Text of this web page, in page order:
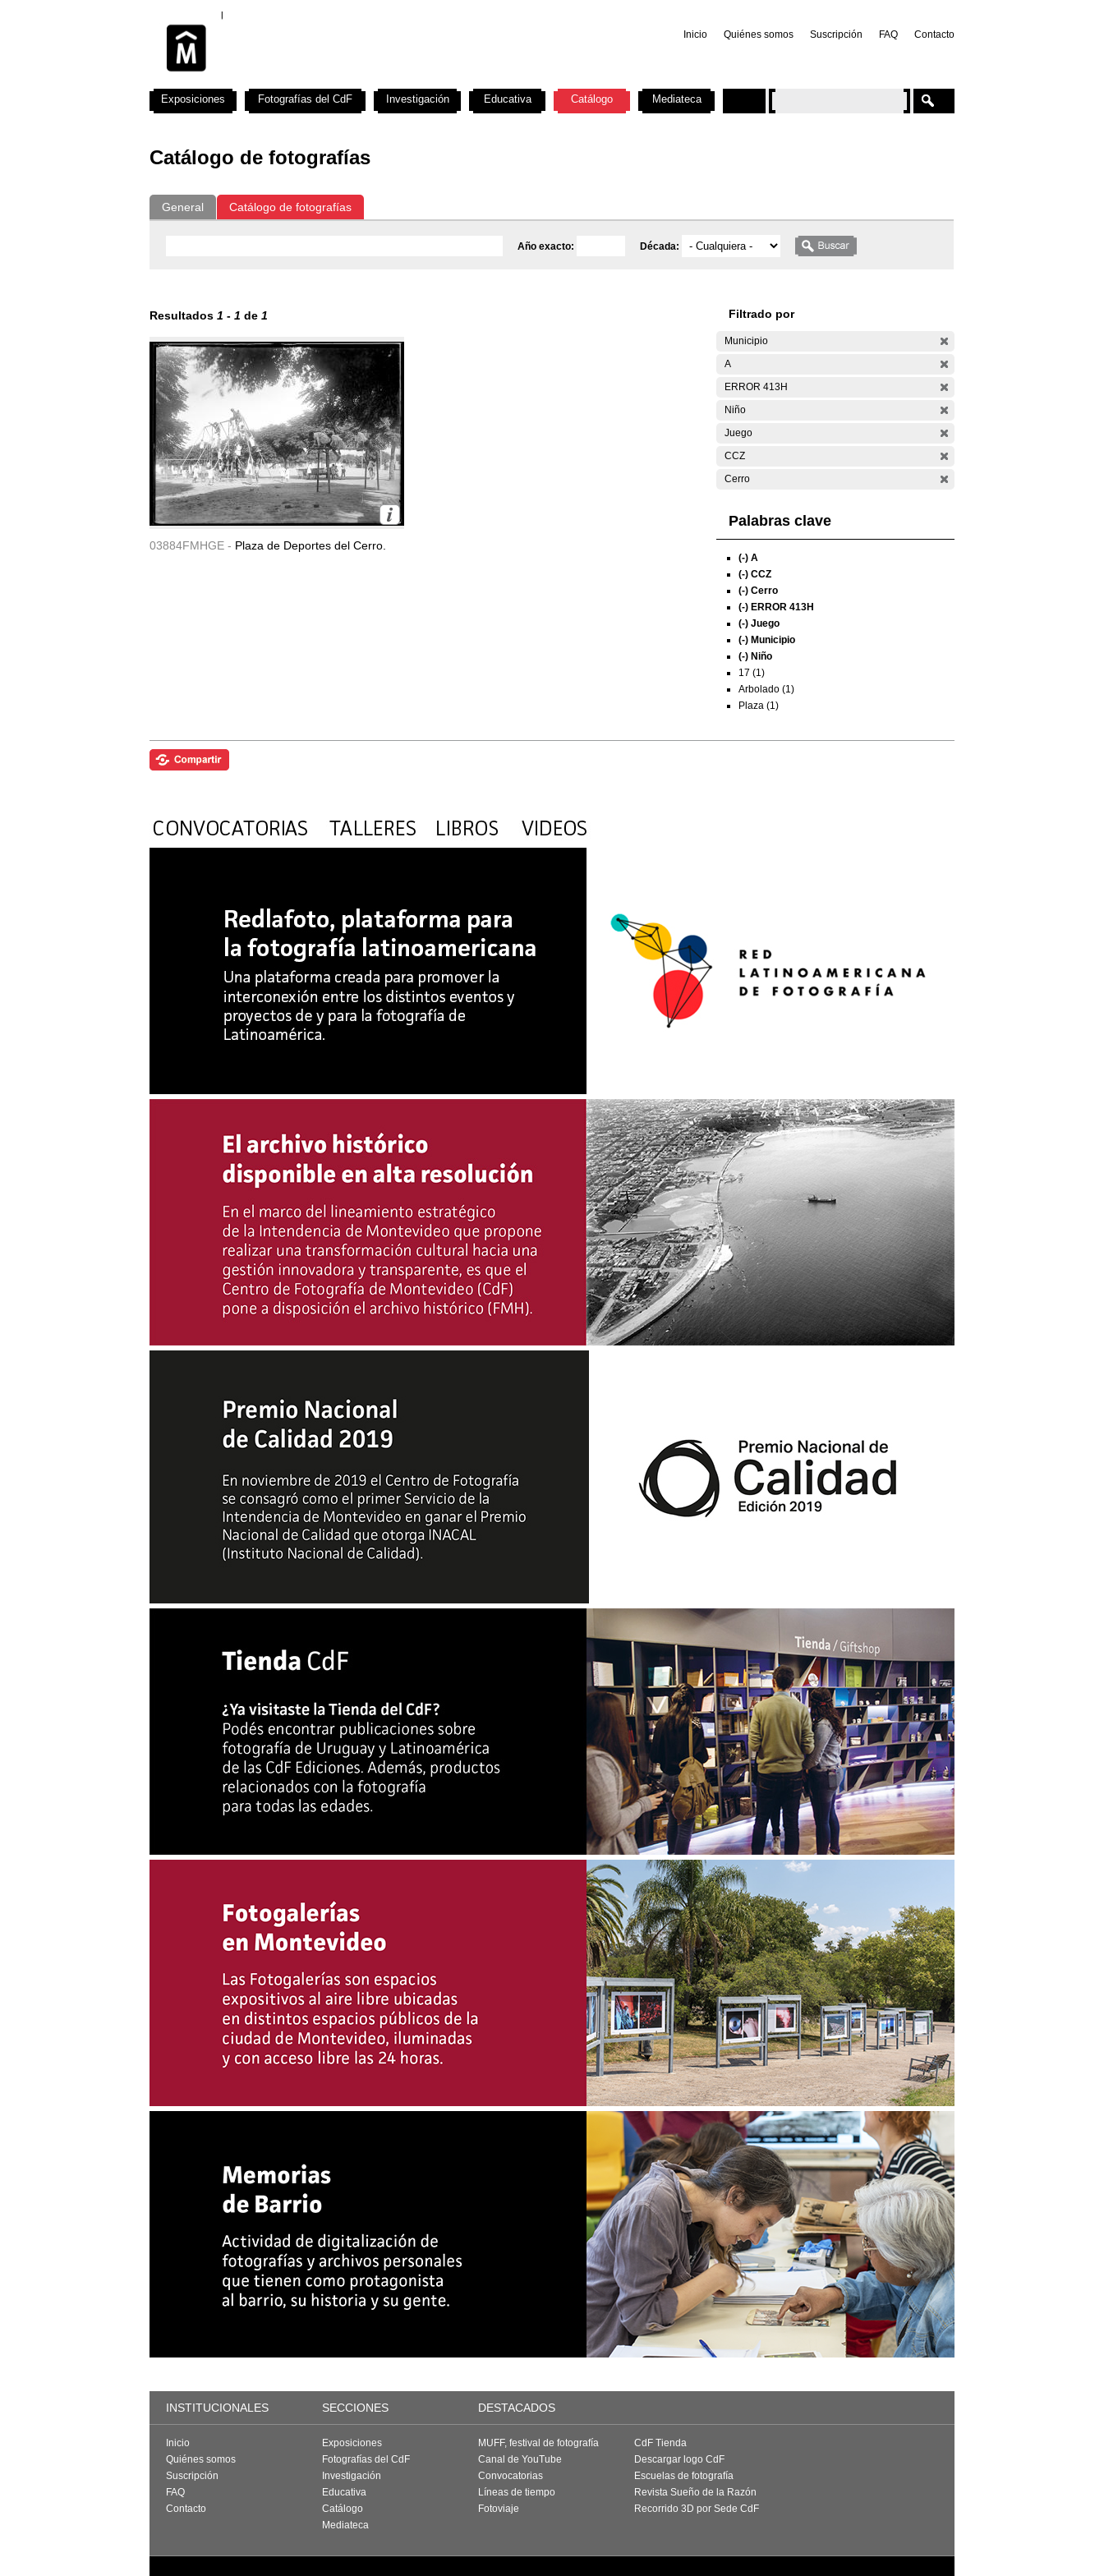
Inicio Quiénes somos Suscripción FAQ Contacto
Catálogo de fotografías
General Catálogo de fotografías
Año exacto: Década:
Resultados 1 - 1 de 1
03884FMHGE - Plaza de Deportes del Cerro.
Filtrado por
Municipio
A
ERROR 413H
Niño
Juego
CCZ
Cerro
Palabras clave
(-) A
(-) CCZ
(-) Cerro
(-) ERROR 413H
(-) Juego
(-) Municipio
(-) Niño
17 (1)
Arbolado (1)
Plaza (1)
Exposiciones Fotografías del CdF Investigación Educativa Catálogo Mediateca
INSTITUCIONALES SECCIONES DESTACADOS
Inicio
Quiénes somos
Suscripción
FAQ
Contacto
Exposiciones
Fotografías del CdF
Investigación
Educativa
Catálogo
Mediateca
MUFF, festival de fotografía
Canal de YouTube
Convocatorias
Líneas de tiempo
Fotoviaje
CdF Tienda
Descargar logo CdF
Escuelas de fotografía
Revista Sueño de la Razón
Recorrido 3D por Sede CdF